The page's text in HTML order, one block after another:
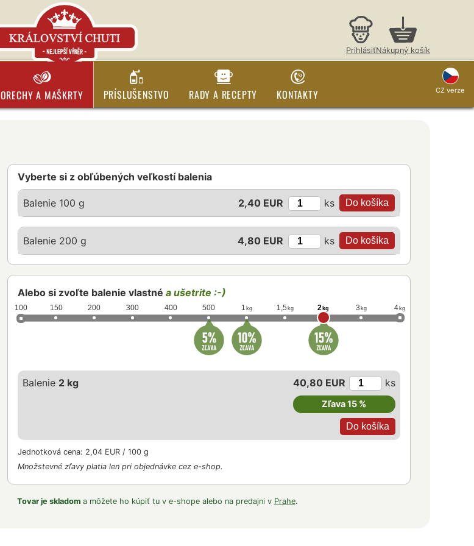
PrihlásiťNákupný košík
ORECHY A MAŠKRTY PRÍSLUŠENSTVO RADY A RECEPTY KONTAKTY CZ verze
Vyberte si z obľúbených veľkostí balenia
Balenie 100 g 2,40 EUR ks
Balenie 200 g 4,80 EUR ks
Alebo si zvoľte balenie vlastné a ušetrite :-)
100 150 200 300 400 500 1 kg 1,5 kg 2 kg 3 kg 4 kg
Balenie 2 kg 40,80 EUR ks
Zľava 15 %
Jednotková cena: 2,04 EUR / 100 g
Množstevné zľavy platia len pri objednávke cez e-shop.
Tovar je skladom a môžete ho kúpiť tu v e-shope alebo na predajni v Prahe.